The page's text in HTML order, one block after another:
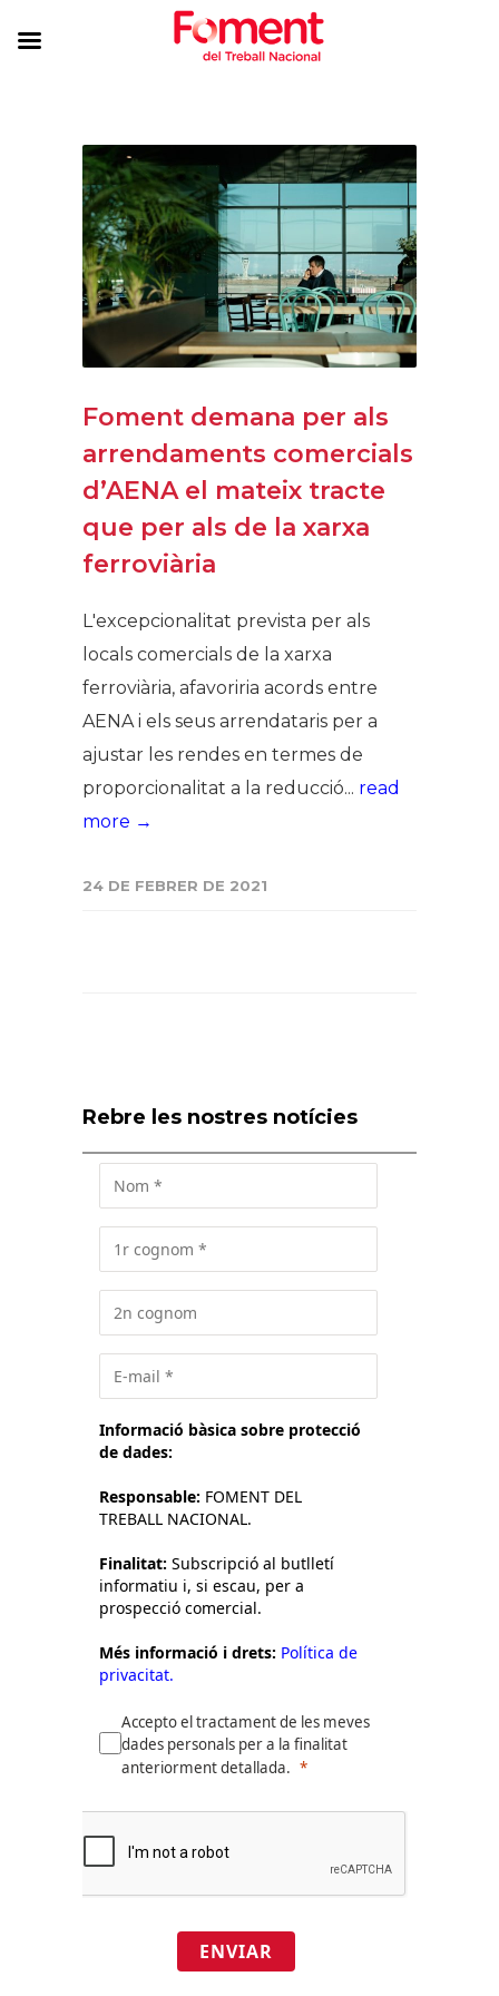
Foment demana per als
arrendaments comercials
d’AENA el mateix tracte
que per als de la xarxa
ferroviària
L'excepcionalitat prevista per als
locals comercials de la xarxa
ferroviària, afavoriria acords entre
AENA i els seus arrendataris per a
ajustar les rendes en termes de
proporcionalitat a la reducció... read
more →
24 DE FEBRER DE 2021
Rebre les nostres notícies
Informació bàsica sobre protecció
de dades:
Responsable: FOMENT DEL
TREBALL NACIONAL.
Finalitat: Subscripció al butlletí
informatiu i, si escau, per a
prospecció comercial.
Més informació i drets: Política de
privacitat.
Accepto el tractament de les meves
dades personals per a la finalitat
anteriorment detallada.
ENVIAR